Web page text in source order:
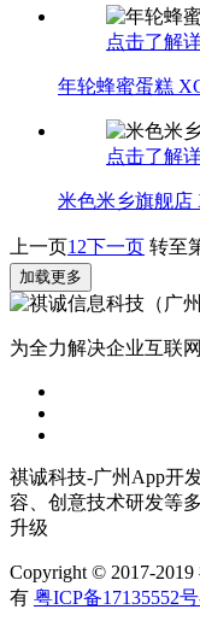
点击了解
年轮蜂蜜蛋糕
点击了解
米色米乡旗舰店
上一页12下一页 转至
加载更多
为全力解决企业互联
祺诚科技-广州App开
容、创意技术研发等
升级
Copyright © 2017-
有 粤ICP备17135552